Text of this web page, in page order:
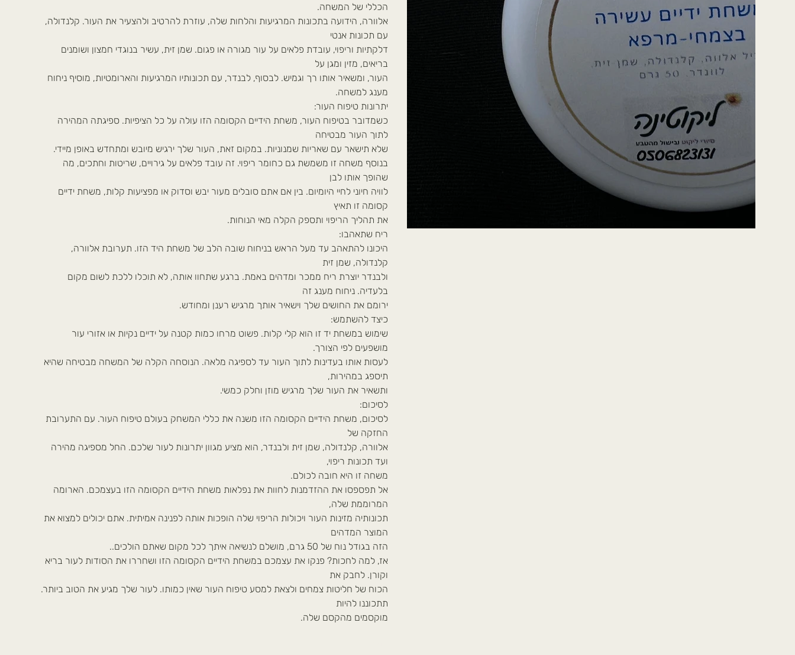
הכללי של המשחה.
אלוורה, הידועה בתכונות המרגיעות והלחות שלה, עוזרת להרטיב ולהצעיר את העור. קלנדולה,
עם תכונות אנטי
דלקתיות וריפוי, עובדת פלאים על עור מגורה או פגום. שמן זית, עשיר בנוגדי חמצון ושומנים
בריאים, מזין ומגן על
העור, ומשאיר אותו רך וגמיש. לבסוף, לבנדר, עם תכונותיו המרגיעות והארומטיות, מוסיף ניחוח
מענג למשחה.
יתרונות טיפוח העור:
כשמדובר בטיפוח העור, משחת הידיים הקסומה הזו עולה על כל הציפיות. ספיגתה המהירה
לתוך העור מבטיחה
שלא תישאר עם שאריות שמנוניות. במקום זאת, העור שלך ירגיש מיובש ומתחדש באופן מיידי.
בנוסף משחה זו משמשת גם כחומר ריפוי. זה עובד פלאים על גירויים, שריטות וחתכים, מה
שהופך אותו לבן
לוויה חיוני לחיי היומיום. בין אם אתם סובלים מעור יבש וסדוק או מפציעות קלות, משחת ידיים
קסומה זו תאיץ
את תהליך הריפוי ותספק הקלה מאי הנוחות.
ריח שתאהבו:
היכונו להתאהב עד מעל הראש בניחוח שובה הלב של משחת היד הזו. תערובת אלוורה,
קלנדולה, שמן זית
ולבנדר יוצרת ריח ממכר ומדהים באמת. ברגע שתחוו אותה, לא תוכלו ללכת לשום מקום
בלעדיה. ניחוח מענג זה
ירומם את החושים שלך וישאיר אותך מרגיש רענן ומחודש.
כיצד להשתמש:
שימוש במשחת יד זו הוא קלי קלות. פשוט מרחו כמות קטנה על ידיים נקיות או אזורי עור
מושפעים לפי הצורך.
לעסות אותו בעדינות לתוך העור עד לספיגה מלאה. הנוסחה הקלה של המשחה מבטיחה שהיא
תיספג במהירות,
ותשאיר את העור שלך מרגיש מוזן וחלק כמשי.
לסיכום:
לסיכום, משחת הידיים הקסומה הזו משנה את כללי המשחק בעולם טיפוח העור. עם התערובת
החזקה של
אלוורה, קלנדולה, שמן זית ולבנדר, הוא מציע מגוון יתרונות לעור שלכם. החל מספיגה מהירה
ועד תכונות ריפוי,
משחה זו היא חובה לכולם.
אל תפספסו את ההזדמנות לחוות את נפלאות משחת הידיים הקסומה הזו בעצמכם. הארומה
המרוממת שלה,
תכונותיה מזינות העור ויכולות הריפוי שלה הופכות אותה לפנינה אמיתית. אתם יכולים למצוא את
המוצר המדהים
הזה בגודל נוח של 50 גרם, מושלם לנשיאה איתך לכל מקום שאתם הולכים..
אז, למה לחכות? פנקו את עצמכם במשחת הידיים הקסומה הזו ושחררו את הסודות לעור בריא
וקורן. לחבק את
הכוח של חליטות צמחים ולצאת למסע טיפוח העור שאין כמותו. לעור שלך מגיע את הטוב ביותר.
תתכוננו להיות
מוקסמים מהקסם שלה.